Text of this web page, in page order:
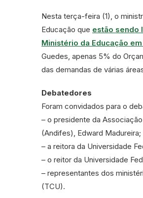
Nesta terça-feira (1), o
Educação que estão sendo
Ministério da Educação
Guedes, apenas 5% do
das demandas de várias
Debatedores
Foram convidados para o
– o presidente da
(Andifes), Edward Madureira;
– a reitora da Universidade
– o reitor da Universidade
– representantes dos
(TCU).